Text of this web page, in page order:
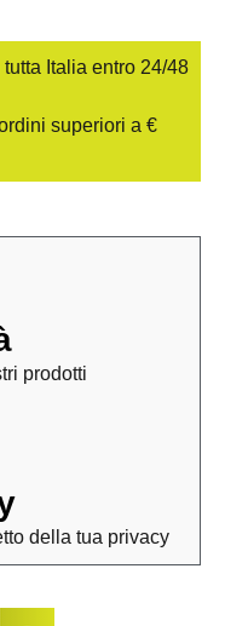
Italia entro 24/48
superiori a €
prodotti
della tua privacy